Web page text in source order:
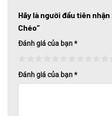
Hãy là người đầu tiên
Chéo”
Đánh giá của bạn*
Đánh giá của bạn*